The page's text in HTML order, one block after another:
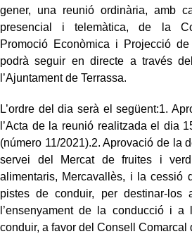
gener, una reunió ordinària, amb
presencial i telemàtica, de la
Promoció Econòmica i Projecció
podrà seguir en directe a través
l’Ajuntament de Terrassa.
L’ordre del dia serà el següent:1.
l’Acta de la reunió realitzada el dia
(número 11/2021).2. Aprovació de la
servei del Mercat de fruites i
alimentaris, Mercavallès, i la cessió
pistes de conduir, per destinar-los
l’ensenyament de la conducció i a
conduir, a favor del Consell Comarcal